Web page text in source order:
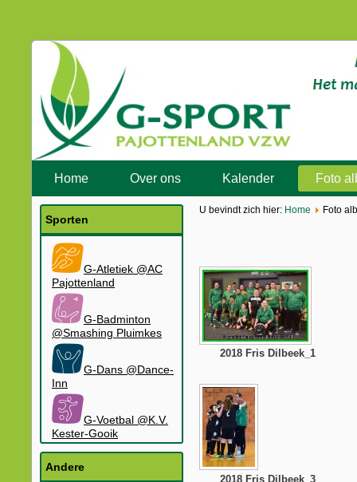
Home Over ons Kalender Foto
Sporten
G-Atletiek @AC
Pajottenland
G-Badminton
@Smashing Pluimkes
G-Dans @Dance-
Inn
G-Voetbal @K.V.
Kester-Gooik
Andere
U bevindt zich hier: Home Foto
2018 Fris Dilbeek_1
2018 Fris Dilbeek_3